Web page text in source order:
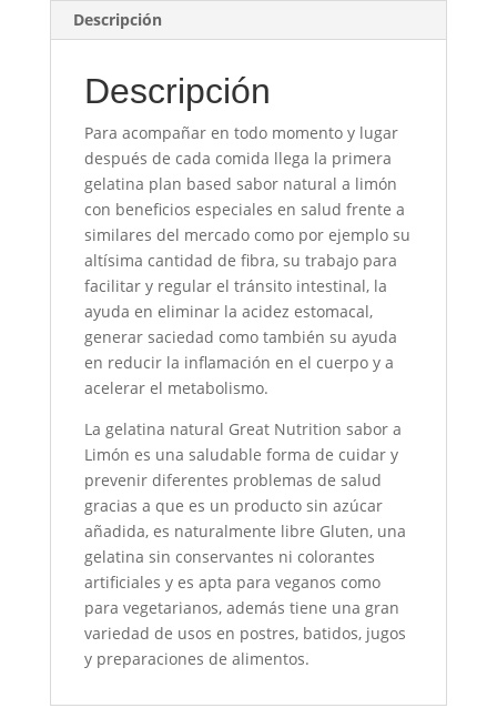
Descripción
Descripción
Para acompañar en todo momento y lugar
después de cada comida llega la primera
gelatina plan based sabor natural a limón
con beneficios especiales en salud frente a
similares del mercado como por ejemplo su
altísima cantidad de fibra, su trabajo para
facilitar y regular el tránsito intestinal, la
ayuda en eliminar la acidez estomacal,
generar saciedad como también su ayuda
en reducir la inflamación en el cuerpo y a
acelerar el metabolismo.
La gelatina natural Great Nutrition sabor a
Limón es una saludable forma de cuidar y
prevenir diferentes problemas de salud
gracias a que es un producto sin azúcar
añadida, es naturalmente libre Gluten, una
gelatina sin conservantes ni colorantes
artificiales y es apta para veganos como
para vegetarianos, además tiene una gran
variedad de usos en postres, batidos, jugos
y preparaciones de alimentos.